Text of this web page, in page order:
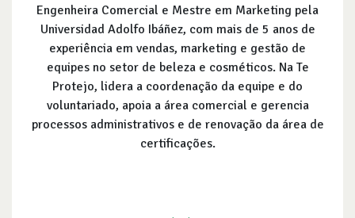
Engenheira Comercial e Mestre em Marketing pela
Universidad Adolfo Ibáñez, com mais de 5 anos de
experiência em vendas, marketing e gestão de
equipes no setor de beleza e cosméticos. Na Te
Protejo, lidera a coordenação da equipe e do
voluntariado, apoia a área comercial e gerencia
processos administrativos e de renovação da área de
certificações.